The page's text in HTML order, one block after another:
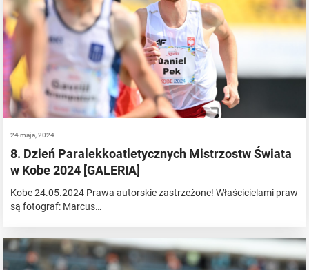
24 maja, 2024
8. Dzień Paralekkoatletycznych Mistrzostw Świata
w Kobe 2024 [GALERIA]
Kobe 24.05.2024 Prawa autorskie zastrzeżone! Właścicielami praw
są fotograf: Marcus…